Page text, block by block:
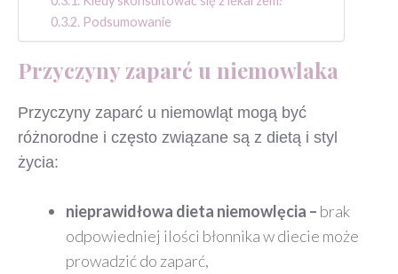
Podsumowanie
Przyczyny zaparć u niemowlaka
Przyczyny zaparć u niemowląt mogą być
różnorodne i często związane są z dietą i styl
życia:
nieprawidłowa dieta niemowlęcia – brak
odpowiedniej ilości błonnika w diecie może
prowadzić do zaparć,